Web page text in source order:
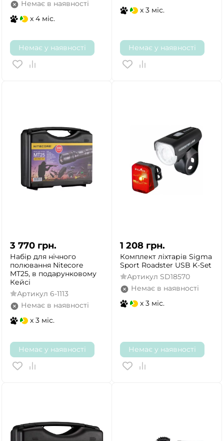
Немає в наявності
x 4 міс.
Немає у наявності
x 3 міс.
Немає у наявності
3 770 грн.
Набір для нічного
полювання Nitecore
MT25, в подарунковому
Кейсі
Артикул 6-1113
Немає в наявності
x 3 міс.
Немає у наявності
1 208 грн.
Комплект ліхтарів Sigma
Sport Roadster USB K-Set
Артикул SD18570
Немає в наявності
x 3 міс.
Немає у наявності